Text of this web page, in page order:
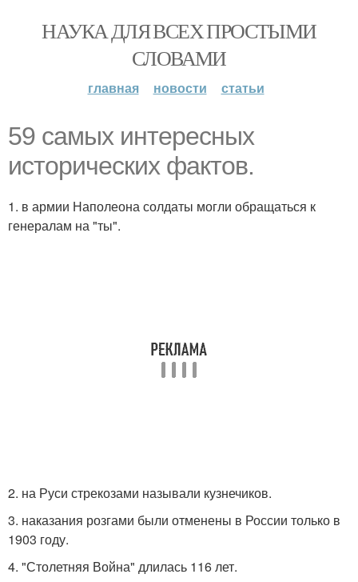
НАУКА ДЛЯ ВСЕХ ПРОСТЫМИ
СЛОВАМИ
главная новости статьи
59 самых интересных
исторических фактов.
1. в армии Наполеона солдаты могли обращаться к
генералам на "ты".
2. на Руси стрекозами называли кузнечиков.
3. наказания розгами были отменены в России только в
1903 году.
4. "Столетняя Война" длилась 116 лет.